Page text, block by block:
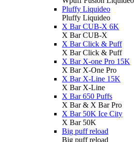
Pluffy Liquideo
Pluffy Liquideo
X Bar CUB-X 6K
X Bar CUB-X
X Bar Click & Puff
X Bar Click & Puff
X Bar X-one Pro 15K
X Bar X-One Pro
X Bar X-Line 15K
X Bar X-Line
X Bar 650 Puffs
X Bar & X Bar Pro
X Bar 50K Ice City
X Bar 50K
Big puff reload
Big puff reload